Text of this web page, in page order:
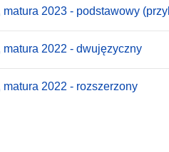
2023 - podstawowy
2022 - dwujęzyczny
2022 - rozszerzony